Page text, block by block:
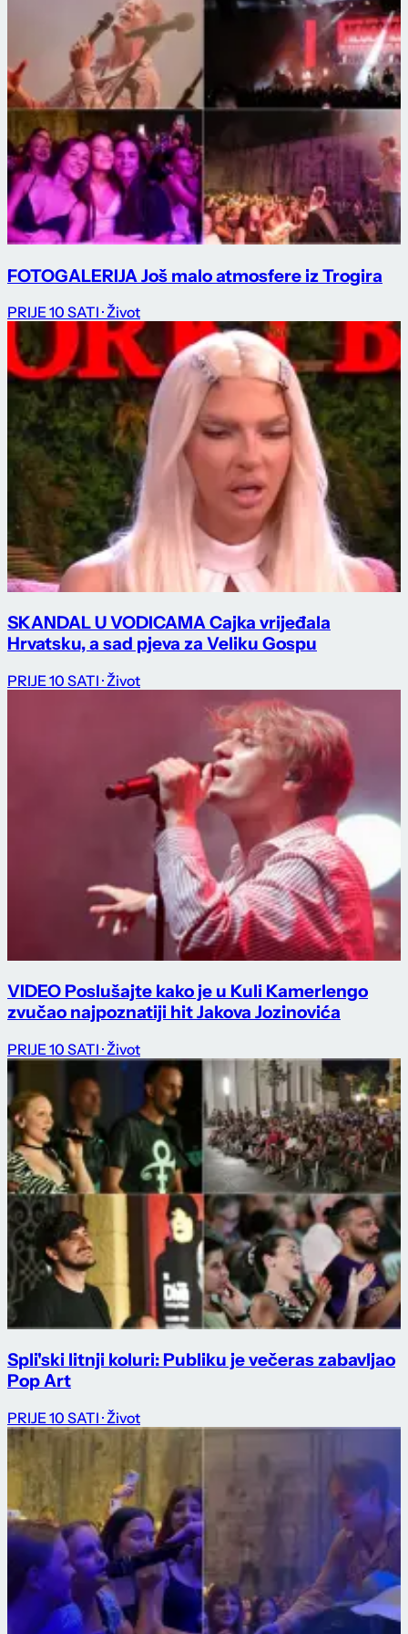
FOTOGALERIJA Još malo atmosfere iz Trogira
PRIJE 10 SATI · Život
SKANDAL U VODICAMA Cajka vrijeđala
Hrvatsku, a sad pjeva za Veliku Gospu
PRIJE 10 SATI · Život
VIDEO Poslušajte kako je u Kuli Kamerlengo
zvučao najpoznatiji hit Jakova Jozinovića
PRIJE 10 SATI · Život
Spli'ski litnji koluri: Publiku je večeras zabavljao
Pop Art
PRIJE 10 SATI · Život